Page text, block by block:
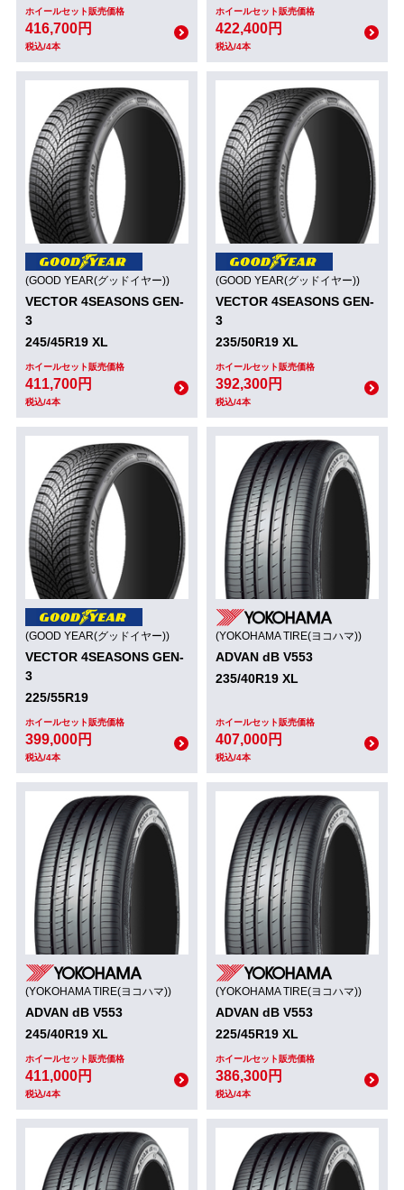
ホイールセット販売価格
416,700円
税込/4本
ホイールセット販売価格
422,400円
税込/4本
(GOOD YEAR(グッドイヤー))
VECTOR 4SEASONS GEN-
3
245/45R19 XL
ホイールセット販売価格
411,700円
税込/4本
(GOOD YEAR(グッドイヤー))
VECTOR 4SEASONS GEN-
3
235/50R19 XL
ホイールセット販売価格
392,300円
税込/4本
(GOOD YEAR(グッドイヤー))
VECTOR 4SEASONS GEN-
3
225/55R19
ホイールセット販売価格
399,000円
税込/4本
(YOKOHAMA TIRE(ヨコハマ))
ADVAN dB V553
235/40R19 XL
ホイールセット販売価格
407,000円
税込/4本
(YOKOHAMA TIRE(ヨコハマ))
ADVAN dB V553
245/40R19 XL
ホイールセット販売価格
411,000円
税込/4本
(YOKOHAMA TIRE(ヨコハマ))
ADVAN dB V553
225/45R19 XL
ホイールセット販売価格
386,300円
税込/4本